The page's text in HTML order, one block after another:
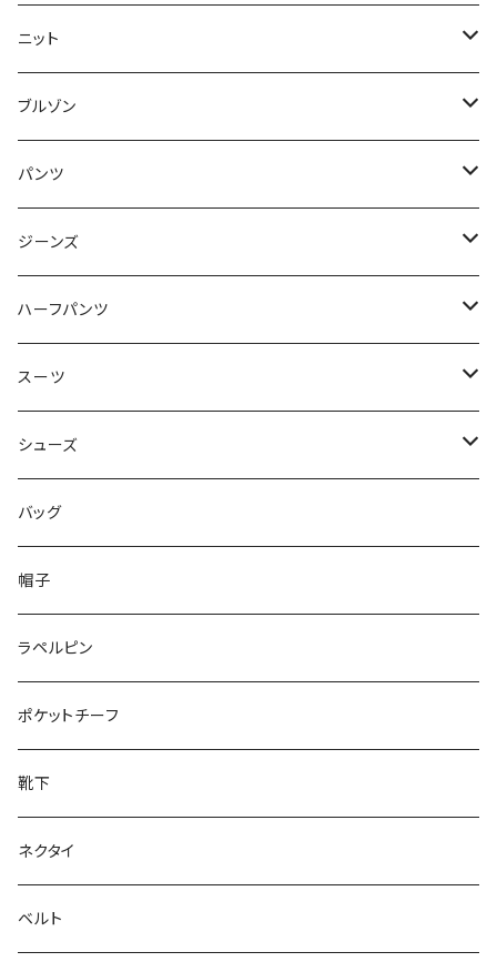
50/XL～
48/L
50/XL～
46/M
48/L
50/XL～
～44/S
46/M
48/L
50/XL～
ニット
～44/S
46/M
48/L
50/XL～
ブルゾン
～44/S
46/M
48/L
50/XL～
パンツ
～44/S
46/M
48/L
50/XL～
ジーンズ
～44/S
46/M
48/L
50/XL～
ハーフパンツ
～44/S
46/M
48/L
50/XL～
スーツ
～44/S
46/M
48/L
50/XL～
シューズ
～25.5cm
26cm～
27cm～
28cm～
バッグ
帽子
ラペルピン
ポケットチーフ
靴下
ネクタイ
ベルト